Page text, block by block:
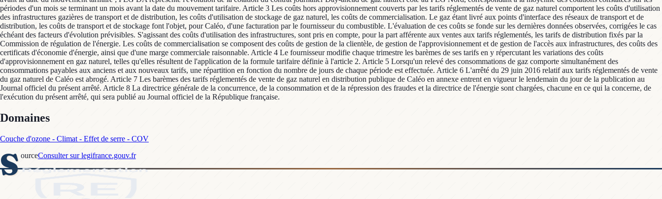
périodes d'un mois se terminant un mois avant la date du mouvement tarifaire. Article 3 Les coûts hors approvisionnement couverts par les tarifs réglementés de vente de gaz naturel comportent les coûts d'utilisation
des infrastructures gazières de transport et de distribution, les coûts d'utilisation de stockage de gaz naturel, les coûts de commercialisation. Le gaz étant livré aux points d'interface des réseaux de transport et de
distribution, les coûts de transport et de stockage font l'objet, pour Caléo, d'une facturation par le fournisseur du combustible. L'évaluation de ces coûts se fonde sur les dernières données observées, corrigées le cas
échéant des facteurs d'évolution prévisibles. S'agissant des coûts d'utilisation des infrastructures, sont pris en compte, pour la part afférente aux ventes aux tarifs réglementés, les tarifs de distribution fixés par la
Commission de régulation de l'énergie. Les coûts de commercialisation se composent des coûts de gestion de la clientèle, de gestion de l'approvisionnement et de gestion de l'accès aux infrastructures, des coûts des
certificats d'économie d'énergie, ainsi que d'une marge commerciale raisonnable. Article 4 Le fournisseur modifie chaque trimestre les barèmes de ses tarifs en y répercutant les variations des coûts
d'approvisionnement en gaz naturel, telles qu'elles résultent de l'application de la formule tarifaire définie à l'article 2. Article 5 Lorsqu'un relevé des consommations de gaz comporte simultanément des
consommations payables aux anciens et aux nouveaux tarifs, une répartition en fonction du nombre de jours de chaque période est effectuée. Article 6 L'arrêté du 29 juin 2016 relatif aux tarifs réglementés de vente
du gaz naturel de Caléo est abrogé. Article 7 Les barèmes des tarifs réglementés de vente de gaz naturel en distribution publique de Caléo en annexe entrent en vigueur le lendemain du jour de la publication au
Journal officiel du présent arrêté. Article 8 La directrice générale de la concurrence, de la consommation et de la répression des fraudes et la directrice de l'énergie sont chargées, chacune en ce qui la concerne, de
l'exécution du présent arrêté, qui sera publié au Journal officiel de la République française.
Domaines
Couche d'ozone - Climat - Effet de serre - COV
S ourceConsulter sur legifrance.gouv.fr